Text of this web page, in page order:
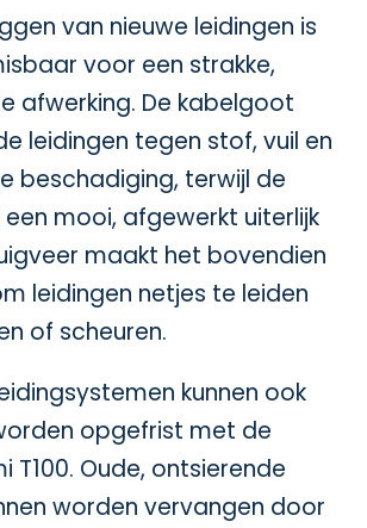
van nieuwe leidingen is
voor een strakke,
afwerking. De kabelgoot
leidingen tegen stof, vuil en
beschadiging, terwijl de
mooi, afgewerkt uiterlijk
maakt het bovendien
leidingen netjes te leiden
of scheuren.
kunnen ook
opgefrist met de
T100. Oude, ontsierende
worden vervangen door